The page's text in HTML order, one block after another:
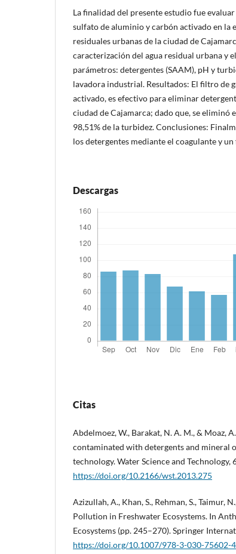
La finalidad del presente estudio fue
sulfato de aluminio y carbón activado en la
residuales urbanas de la ciudad de
caracterización del agua residual urbana y
parámetros: detergentes (SAAM), pH y
lavadora industrial. Resultados: El filtro de
activado, es efectivo para eliminar
ciudad de Cajamarca; dado que, se eliminó
98,51% de la turbidez. Conclusiones:
los detergentes mediante el coagulante y
Descargas
Citas
Abdelmoez, W., Barakat, N. A. M., & Moaz,
contaminated with detergents and mineral
technology. Water Science and Technology,
https://doi.org/10.2166/wst.2013.275
Azizullah, A., Khan, S., Rehman, S., Taimur,
Pollution in Freshwater Ecosystems. In
Ecosystems (pp. 245–270). Springer
https://doi.org/10.1007/978-3-030-75602-